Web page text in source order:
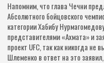
Напомним, что глава Чечни
Абсолютного бойцовского
категории Хабибу
представителями «Ахмата» и
проект UFC, так как никогда не
Шлеменко в ответ на это